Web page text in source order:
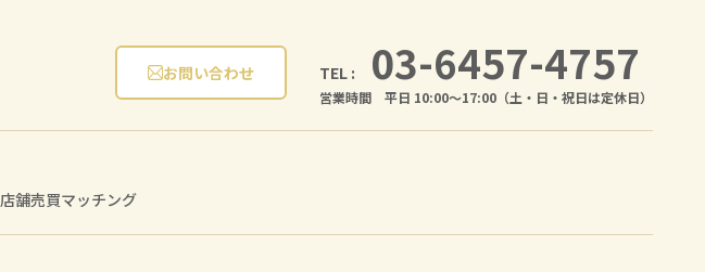
お問い合わせ TEL : 03-6457-4757
営業時間 平日 10:00〜17:00（土・日・祝日は定休日）
店舗売買マッチング